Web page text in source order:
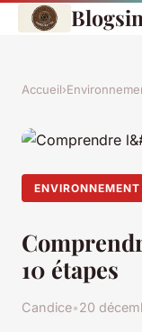
Accueil›
ENVIRONNEMENT
10 étapes
Candice•20